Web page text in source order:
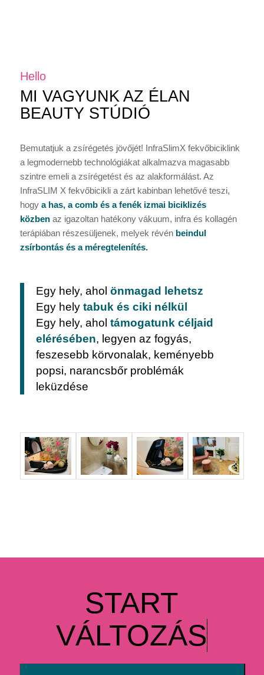
Hello
MI VAGYUNK AZ ÉLAN
BEAUTY STÚDIÓ
Bemutatjuk a zsírégetés jövőjét! InfraSlimX fekvőbiciklink
a legmodernebb technológiákat alkalmazva magasabb
szintre emeli a zsírégetést és az alakformálást. Az
InfraSLIM X fekvőbicikli a zárt kabinban lehetővé teszi,
hogy a has, a comb és a fenék izmai biciklizés
közbenaz igazoltan hatékony vákuum, infra és kollagén
terápiában részesüljenek, melyek révén beindul
zsírbontás és a méregtelenítés.
Egy hely, ahol önmagad lehetsz
Egy hely tabuk és ciki nélkül
Egy hely, ahol támogatunk céljaid
elérésében, legyen az fogyás,
feszesebb körvonalak, keményebb
popsi, narancsbőr problémák
leküzdése
START
VÁLTOZÁS